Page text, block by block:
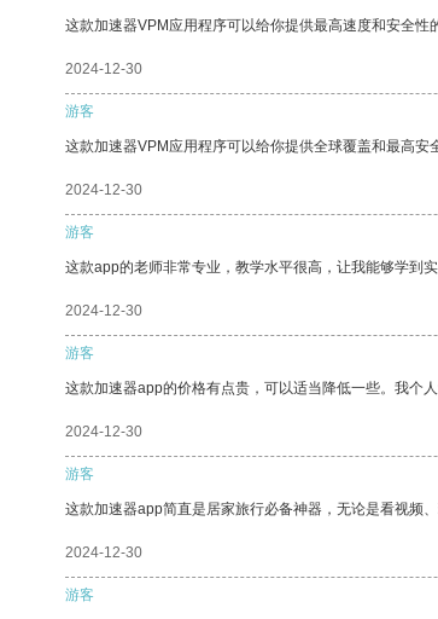
这款加速器VPM应用程序可以给你提供最高速度和安全性
2024-12-30
游客
这款加速器VPM应用程序可以给你提供全球覆盖和最高安
2024-12-30
游客
这款app的老师非常专业，教学水平很高，让我能够学到实
2024-12-30
游客
这款加速器app的价格有点贵，可以适当降低一些。我个
2024-12-30
游客
这款加速器app简直是居家旅行必备神器，无论是看视频
2024-12-30
游客